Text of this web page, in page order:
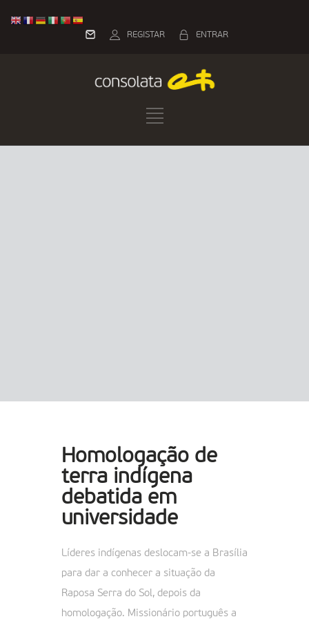
ENTRAR
REGISTAR
Homologação de
terra indígena
debatida em
universidade
Líderes indígenas deslocam-se a Brasília
para dar a conhecer a situação da
Raposa Serra do Sol, depois da
homologação. Missionário português a